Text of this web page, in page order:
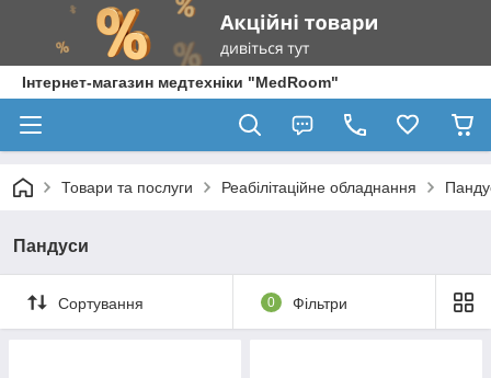
Інтернет-магазин медтехніки "MedRoom"
Товари та послуги Реабілітаційне обладнання
Пандуси
Сортування 0 Фільтри